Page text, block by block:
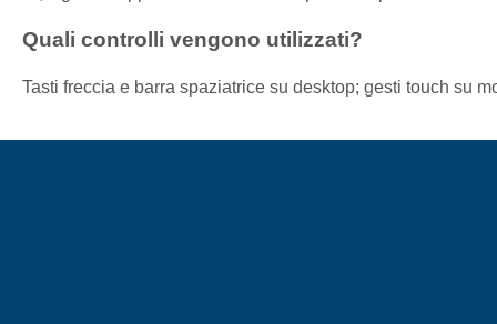
Quali controlli vengono utilizzati?
Tasti freccia e barra spaziatrice su desktop; gesti touch su